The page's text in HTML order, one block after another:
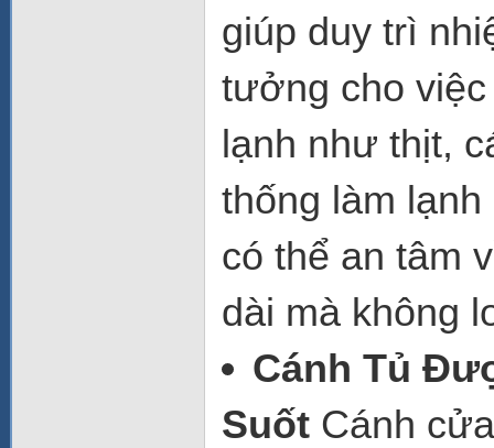
giúp duy trì
tưởng cho
lạnh như thịt,
thống làm
có thể an tâm
dài mà không
Cánh Tủ
Suốt Cánh